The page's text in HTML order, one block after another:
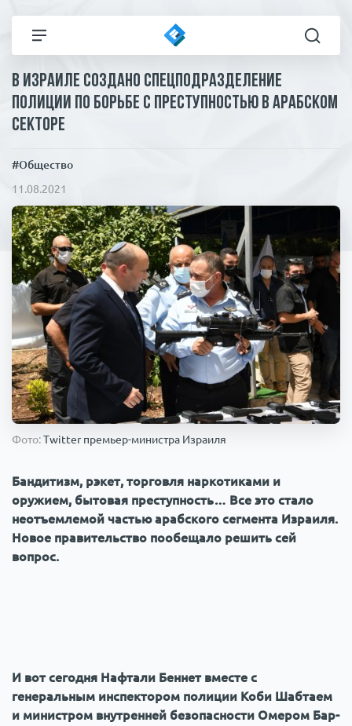
Все новости
Экономика
Общество
Коронавирус
Происшествия
Армия
Технологии
Пресса
Статьи
ЧП И КРИМИНАЛ
1000 мелочей
В Израиле создано спецподразделение
полиции по борьбе с преступностью в арабском
секторе
#Общество
11.08.2021
Фото:Twitter премьер-министра Израиля
Бандитизм, рэкет, торговля наркотиками и
оружием, бытовая преступность… Все это стало
неотъемлемой частью арабского сегмента Израиля.
Новое правительство пообещало решить сей
вопрос.
И вот сегодня Нафтали Беннет вместе с
генеральным инспектором полиции Коби Шабтаем
и министром внутренней безопасности Омером Бар-